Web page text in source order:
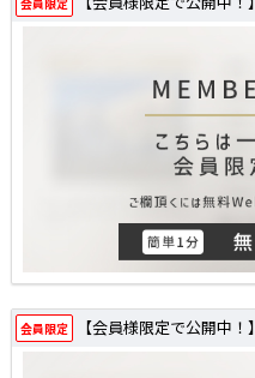
会員限定 【会員様限定で公開中！】